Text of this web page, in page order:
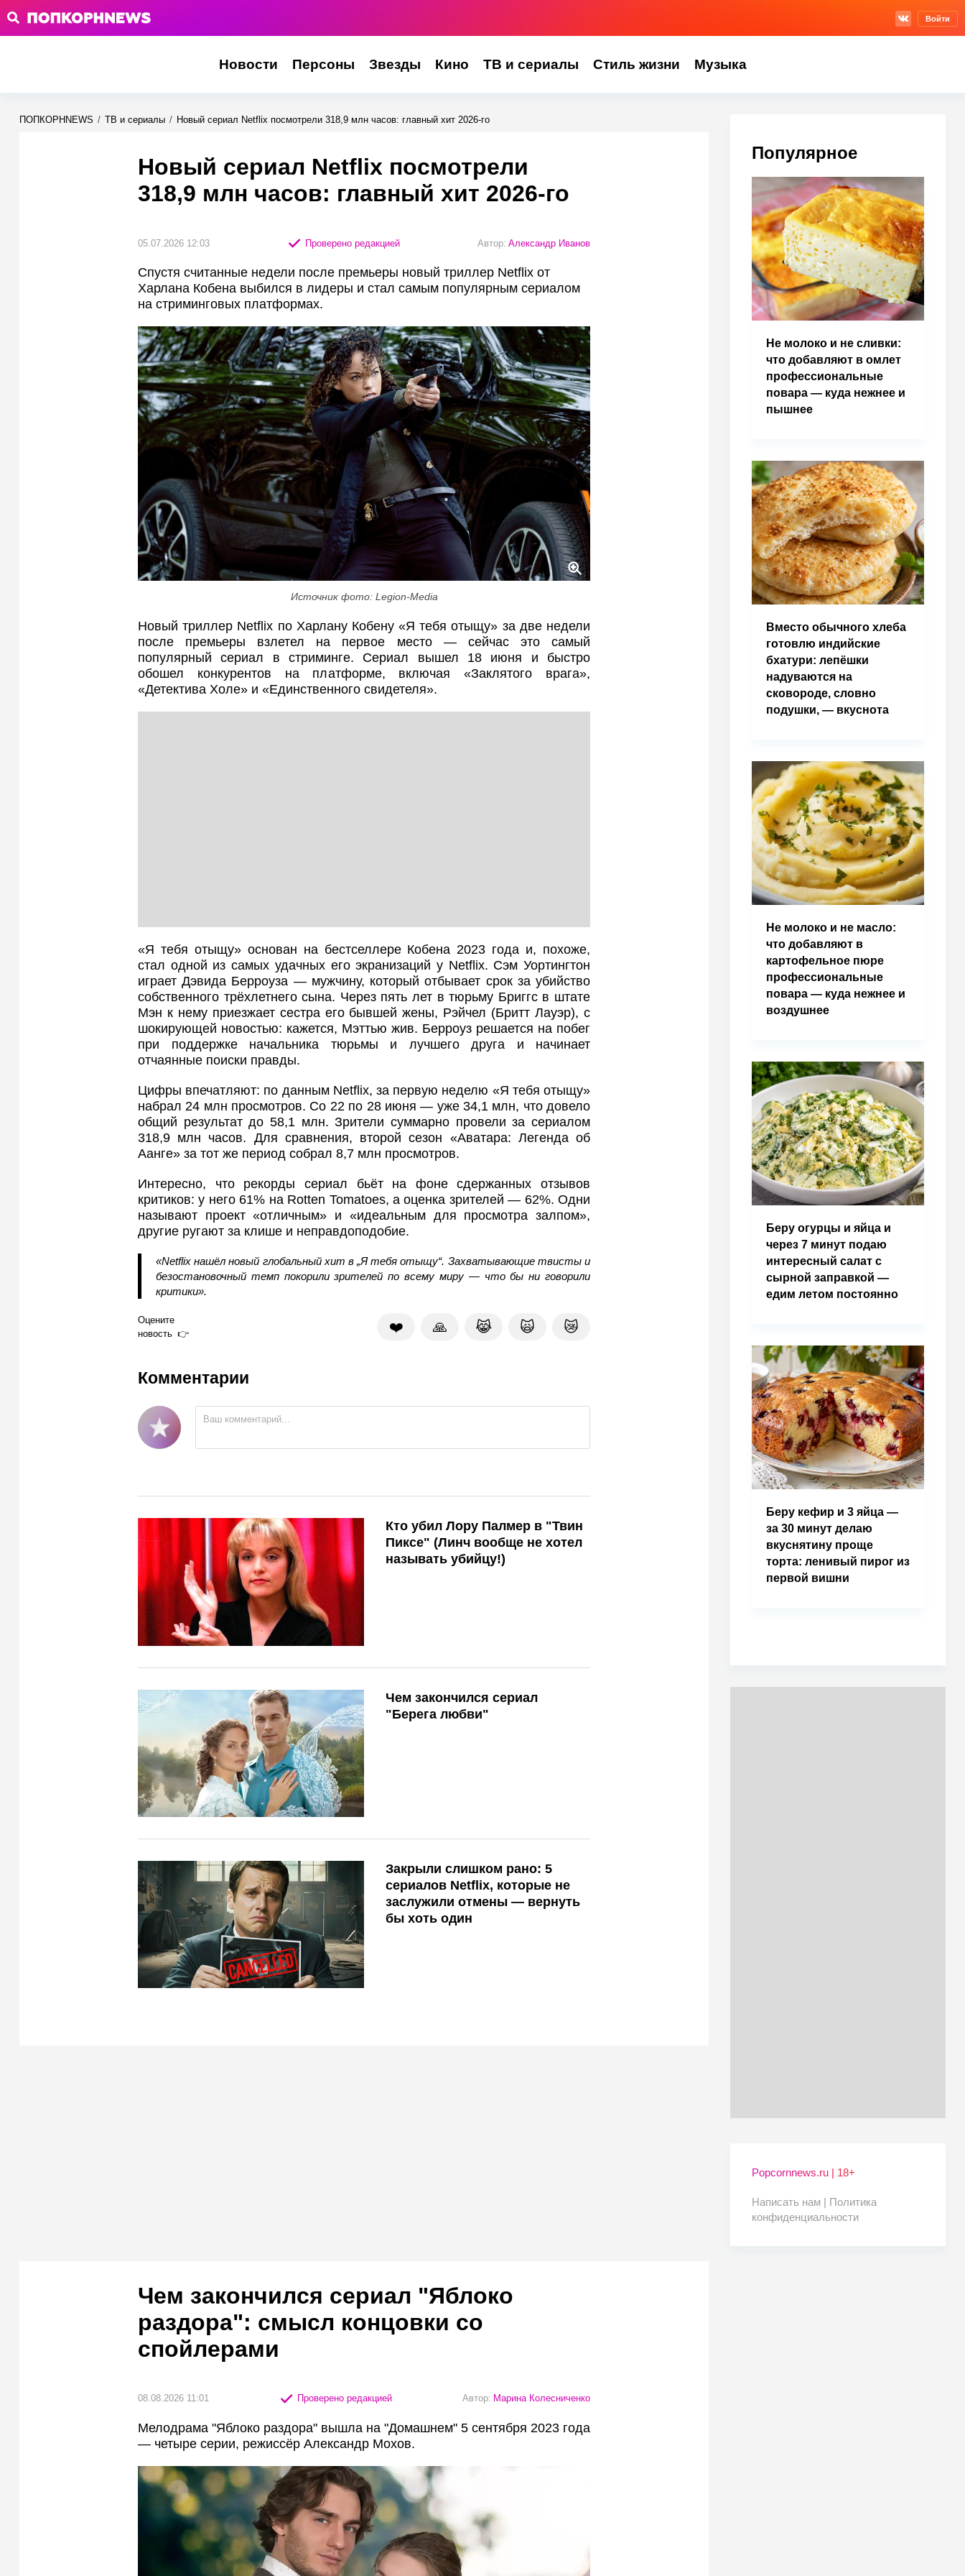
Войти
Новости Персоны Звезды Кино ТВ и сериалы Стиль жизни Музыка
ПОПКОРНNEWS / ТВ и сериалы / Новый сериал Netflix посмотрели 318,9 млн часов: главный хит 2026-го
Новый сериал Netflix посмотрели
318,9 млн часов: главный хит 2026-го
05.07.2026 12:03 Проверено редакцией Автор: Александр Иванов
Спустя считанные недели после премьеры новый триллер Netflix от
Харлана Кобена выбился в лидеры и стал самым популярным сериалом
на стриминговых платформах.
Источник фото: Legion-Media
Новый триллер Netflix по Харлану Кобену «Я тебя отыщу» за две недели
после премьеры взлетел на первое место — сейчас это самый
популярный сериал в стриминге. Сериал вышел 18 июня и быстро
обошел конкурентов на платформе, включая «Заклятого врага»,
«Детектива Холе» и «Единственного свидетеля».
«Я тебя отыщу» основан на бестселлере Кобена 2023 года и, похоже,
стал одной из самых удачных его экранизаций у Netflix. Сэм Уортингтон
играет Дэвида Берроуза — мужчину, который отбывает срок за убийство
собственного трёхлетнего сына. Через пять лет в тюрьму Бриггс в штате
Мэн к нему приезжает сестра его бывшей жены, Рэйчел (Бритт Лауэр), с
шокирующей новостью: кажется, Мэттью жив. Берроуз решается на побег
при поддержке начальника тюрьмы и лучшего друга и начинает
отчаянные поиски правды.
Цифры впечатляют: по данным Netflix, за первую неделю «Я тебя отыщу»
набрал 24 млн просмотров. Со 22 по 28 июня — уже 34,1 млн, что довело
общий результат до 58,1 млн. Зрители суммарно провели за сериалом
318,9 млн часов. Для сравнения, второй сезон «Аватара: Легенда об
Аанге» за тот же период собрал 8,7 млн просмотров.
Интересно, что рекорды сериал бьёт на фоне сдержанных отзывов
критиков: у него 61% на Rotten Tomatoes, а оценка зрителей — 62%. Одни
называют проект «отличным» и «идеальным для просмотра залпом»,
другие ругают за клише и неправдоподобие.
«Netflix нашёл новый глобальный хит в „Я тебя отыщу“. Захватывающие твисты и
безостановочный темп покорили зрителей по всему миру — что бы ни говорили
критики».
Оцените
новость
❤️ 🙏 😹 🙀 😿
Комментарии
Кто убил Лору Палмер в "Твин
Пиксе" (Линч вообще не хотел
называть убийцу!)
Чем закончился сериал
"Берега любви"
Закрыли слишком рано: 5
сериалов Netflix, которые не
заслужили отмены — вернуть
бы хоть один
Чем закончился сериал "Яблоко
раздора": смысл концовки со
спойлерами
08.08.2026 11:01 Проверено редакцией Автор: Марина Колесниченко
Мелодрама "Яблоко раздора" вышла на "Домашнем" 5 сентября 2023 года
— четыре серии, режиссёр Александр Мохов.
Популярное
Не молоко и не сливки:
что добавляют в омлет
профессиональные
повара — куда нежнее и
пышнее
Вместо обычного хлеба
готовлю индийские
бхатури: лепёшки
надуваются на
сковороде, словно
подушки, — вкуснота
Не молоко и не масло:
что добавляют в
картофельное пюре
профессиональные
повара — куда нежнее и
воздушнее
Беру огурцы и яйца и
через 7 минут подаю
интересный салат с
сырной заправкой —
едим летом постоянно
Беру кефир и 3 яйца —
за 30 минут делаю
вкуснятину проще
торта: ленивый пирог из
первой вишни
Popcornnews.ru | 18+
Написать нам | Политика
конфиденциальности